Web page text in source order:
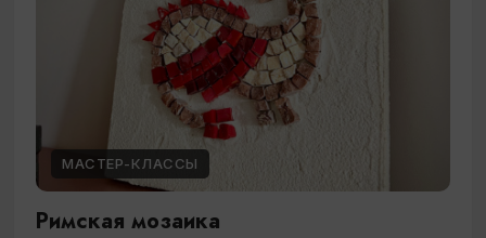
МАСТЕР-КЛАССЫ
Римская мозаика